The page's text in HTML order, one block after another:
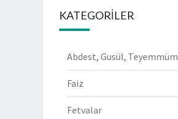
KATEGORILER
Abdest, Gusül, Teyemmüm
Faiz
Fetvalar